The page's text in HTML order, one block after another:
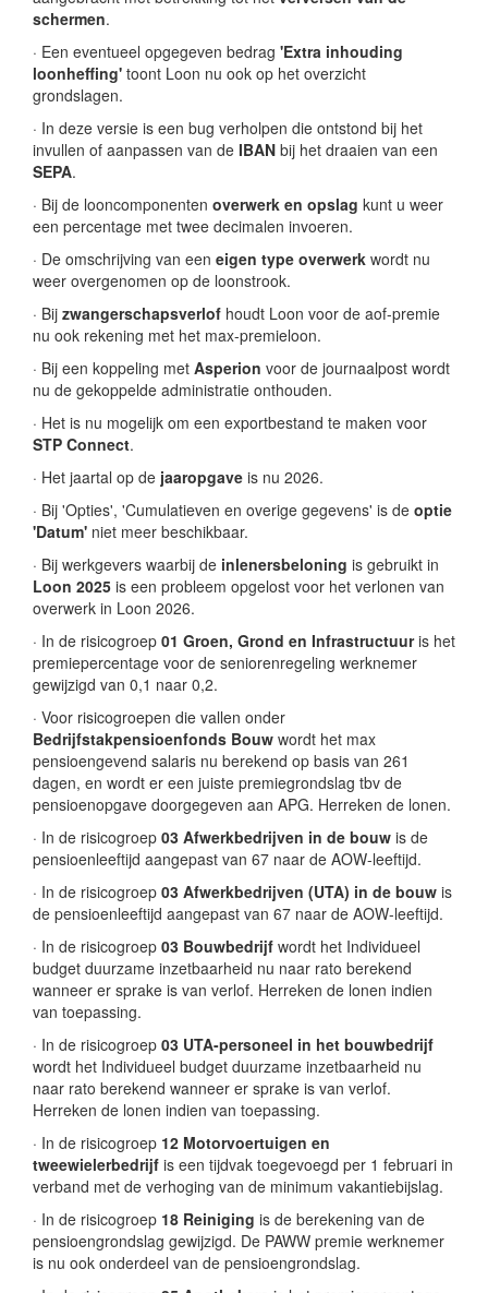
schermen.
· Een eventueel opgegeven bedrag 'Extra inhouding
loonheffing' toont Loon nu ook op het overzicht
grondslagen.
· In deze versie is een bug verholpen die ontstond bij het
invullen of aanpassen van de IBAN bij het draaien van een
SEPA.
· Bij de looncomponenten overwerk en opslag kunt u weer
een percentage met twee decimalen invoeren.
· De omschrijving van een eigen type overwerk wordt nu
weer overgenomen op de loonstrook.
· Bij zwangerschapsverlof houdt Loon voor de aof-premie
nu ook rekening met het max-premieloon.
· Bij een koppeling met Asperion voor de journaalpost wordt
nu de gekoppelde administratie onthouden.
· Het is nu mogelijk om een exportbestand te maken voor
STP Connect.
· Het jaartal op de jaaropgave is nu 2026.
· Bij 'Opties', 'Cumulatieven en overige gegevens' is de optie
'Datum' niet meer beschikbaar.
· Bij werkgevers waarbij de inlenersbeloning is gebruikt in
Loon 2025 is een probleem opgelost voor het verlonen van
overwerk in Loon 2026.
· In de risicogroep 01 Groen, Grond en Infrastructuuris het
premiepercentage voor de seniorenregeling werknemer
gewijzigd van 0,1 naar 0,2.
· Voor risicogroepen die vallen onder
Bedrijfstakpensioenfonds Bouw wordt het max
pensioengevend salaris nu berekend op basis van 261
dagen, en wordt er een juiste premiegrondslag tbv de
pensioenopgave doorgegeven aan APG. Herreken de lonen.
· In de risicogroep 03 Afwerkbedrijven in de bouw is de
pensioenleeftijd aangepast van 67 naar de AOW-leeftijd.
· In de risicogroep 03 Afwerkbedrijven (UTA) in de bouw is
de pensioenleeftijd aangepast van 67 naar de AOW-leeftijd.
· In de risicogroep 03 Bouwbedrijf wordt het Individueel
budget duurzame inzetbaarheid nu naar rato berekend
wanneer er sprake is van verlof. Herreken de lonen indien
van toepassing.
· In de risicogroep 03 UTA-personeel in het bouwbedrijf
wordt het Individueel budget duurzame inzetbaarheid nu
naar rato berekend wanneer er sprake is van verlof.
Herreken de lonen indien van toepassing.
· In de risicogroep 12 Motorvoertuigen en
tweewielerbedrijf is een tijdvak toegevoegd per 1 februari in
verband met de verhoging van de minimum vakantiebijslag.
· In de risicogroep 18 Reiniging is de berekening van de
pensioengrondslag gewijzigd. De PAWW premie werknemer
is nu ook onderdeel van de pensioengrondslag.